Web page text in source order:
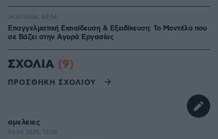
Επαγγελματική Εκπαίδευση & Εξειδίκευση: Το Mοντέλο που
σε Bάζει στην Aγορά Eργασίας
26.07.2026, 09:54
ΣΧΟΛΙΑ (9)
ΠΡΟΣΘΗΚΗ ΣΧΟΛΙΟΥ
αμελειες
06.05.2025, 13:28